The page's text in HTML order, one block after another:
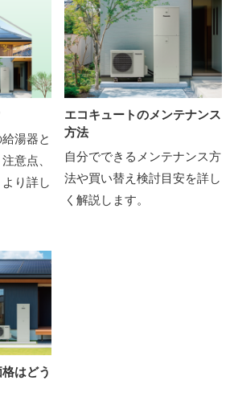
湯器と
意点、
り詳し
エコキュートのメンテナンス
方法
自分でできるメンテナンス方
法や買い替え検討目安を詳し
く解説します。
はどう